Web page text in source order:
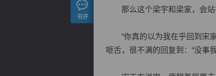
那么这个梁宇和梁家，会站
“你真的以为我在乎回到宋家
咂舌，很不满的回复到：“没事
书评